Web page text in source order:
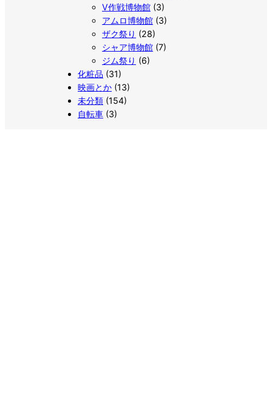
V作戦博物館 (3)
アムロ博物館 (3)
ザク祭り (28)
シャア博物館 (7)
ジム祭り (6)
化粧品 (31)
映画とか (13)
未分類 (154)
自転車 (3)